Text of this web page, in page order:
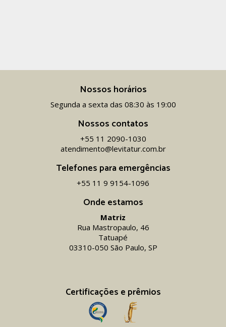
Onde estamos
Matriz
Rua Mastropaulo, 46
Tatuapé
03310-050 São Paulo, SP
Certificações e prêmios
Nossos horários
Segunda a sexta das 08:30 às 19:00
Nossos contatos
+55 11 2090-1030
atendimento@levitatur.com.br
Telefones para emergências
+55 11 9 9154-1096‬